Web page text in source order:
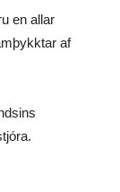
en allar
af